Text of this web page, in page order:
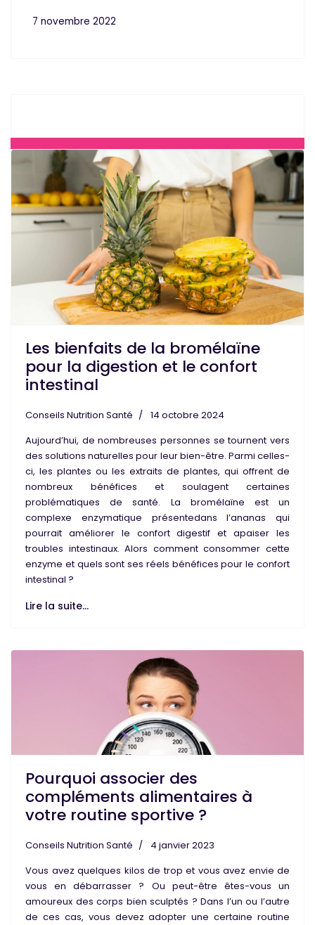
7 novembre 2022
Les bienfaits de la bromélaïne
pour la digestion et le confort
intestinal
Conseils Nutrition Santé
14 octobre 2024
Aujourd’hui, de nombreuses personnes se tournent vers
des solutions naturelles pour leur bien-être. Parmi celles-
ci, les plantes ou les extraits de plantes, qui offrent de
nombreux bénéfices et soulagent certaines
problématiques de santé. La bromélaïne est un
complexe enzymatique présentedans l’ananas qui
pourrait améliorer le confort digestif et apaiser les
troubles intestinaux. Alors comment consommer cette
enzyme et quels sont ses réels bénéfices pour le confort
intestinal ?
Lire la suite...
Pourquoi associer des
compléments alimentaires à
votre routine sportive ?
Conseils Nutrition Santé
4 janvier 2023
Vous avez quelques kilos de trop et vous avez envie de
vous en débarrasser ? Ou peut-être êtes-vous un
amoureux des corps bien sculptés ? Dans l’un ou l’autre
de ces cas, vous devez adopter une certaine routine